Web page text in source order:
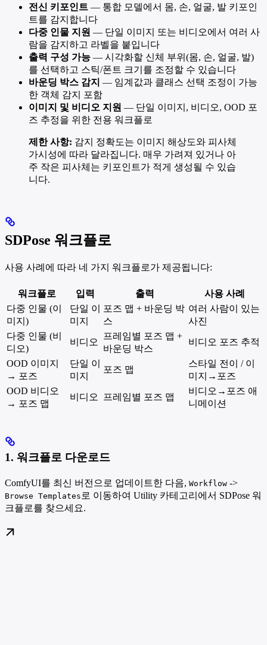
전신 키포인트 — 통합 모델에서 몸, 손, 얼굴, 발 키포인
트를 감지합니다
다중 인물 지원 — 단일 이미지 또는 비디오에서 여러 사
람을 감지하고 라벨을 붙입니다
출력 구성 가능 — 시각화할 신체 부위(몸, 손, 얼굴, 발)
를 선택하고 스틱/폰트 크기를 조정할 수 있습니다
바운딩 박스 감지 — 임계값과 클래스 선택 조정이 가능
한 객체 감지 포함
이미지 및 비디오 지원 — 단일 이미지, 비디오, OOD 포
즈 추정을 위한 전용 워크플로
제한 사항: 감지 정확도는 이미지 해상도와 피사체
가시성에 따라 달라집니다. 매우 가려져 있거나 아
주 작은 피사체는 키포인트가 적게 생성될 수 있습
니다.
SDPose 워크플로
사용 사례에 따라 네 가지 워크플로가 제공됩니다:
워크플로 입력 출력
사용 사례
다중 인물 (이
미지)
단일 이
미지
포즈 맵 + 바운딩 박
스
여러 사람이 있는
사진
다중 인물 (비
디오)
비디오
프레임별 포즈 맵 +
바운딩 박스
비디오 포즈 추적
OOD 이미지
→ 포즈
단일 이
미지
포즈 맵
스타일 전이 / 이
미지→포즈
OOD 비디오
→ 포즈 맵
비디오 프레임별 포즈 맵
비디오→포즈 애
니메이션
1. 워크플로 다운로드
ComfyUI를 최신 버전으로 업데이트한 다음, Workflow ->
Browse Templates로 이동하여 Utility 카테고리에서 SDPose 워
크플로를 찾으세요.